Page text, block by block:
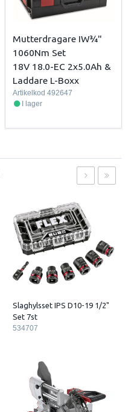
Mutterdragare IW¾"
1060Nm Set
18V 18.0-EC 2x5.0Ah &
Laddare L-Boxx
Artikelkod 492647
I lager
Slaghylsset IPS D10-19 1/2"
Set 7st
534707